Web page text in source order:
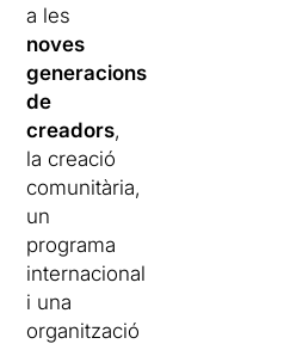
a les
noves
generacions
de
creadors,
la creació
comunitària,
un
programa
internacional
i una
organització